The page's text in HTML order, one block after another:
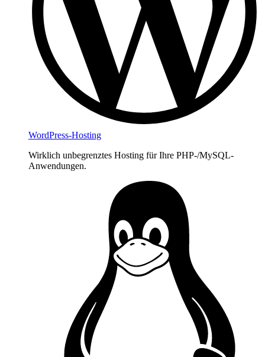
WordPress-Hosting
Wirklich unbegrenztes Hosting für Ihre PHP-/MySQL-
Anwendungen.